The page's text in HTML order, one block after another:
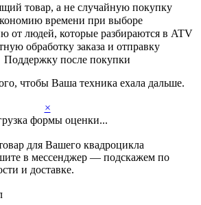
товар, а не случайную покупку
времени при выборе
от людей, которые разбираются в ATV
обработку заказа и отправку
Поддержку после покупки
чтобы Ваша техника ехала дальше.
×
формы оценки...
для Вашего квадроцикла
в мессенджер — подскажем по
и доставке.